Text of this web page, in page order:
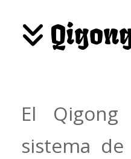
El
sistema